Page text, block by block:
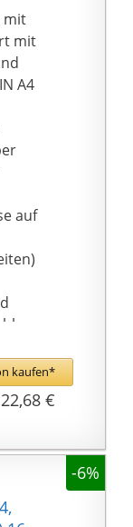
mit
mit
A4
auf
kaufen*
22,68 €
-6%